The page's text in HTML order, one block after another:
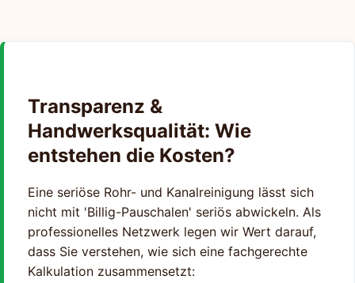
Transparenz &
Handwerksqualität: Wie
entstehen die Kosten?
Eine seriöse Rohr- und Kanalreinigung lässt sich
nicht mit 'Billig-Pauschalen' seriös abwickeln. Als
professionelles Netzwerk legen wir Wert darauf,
dass Sie verstehen, wie sich eine fachgerechte
Kalkulation zusammensetzt: